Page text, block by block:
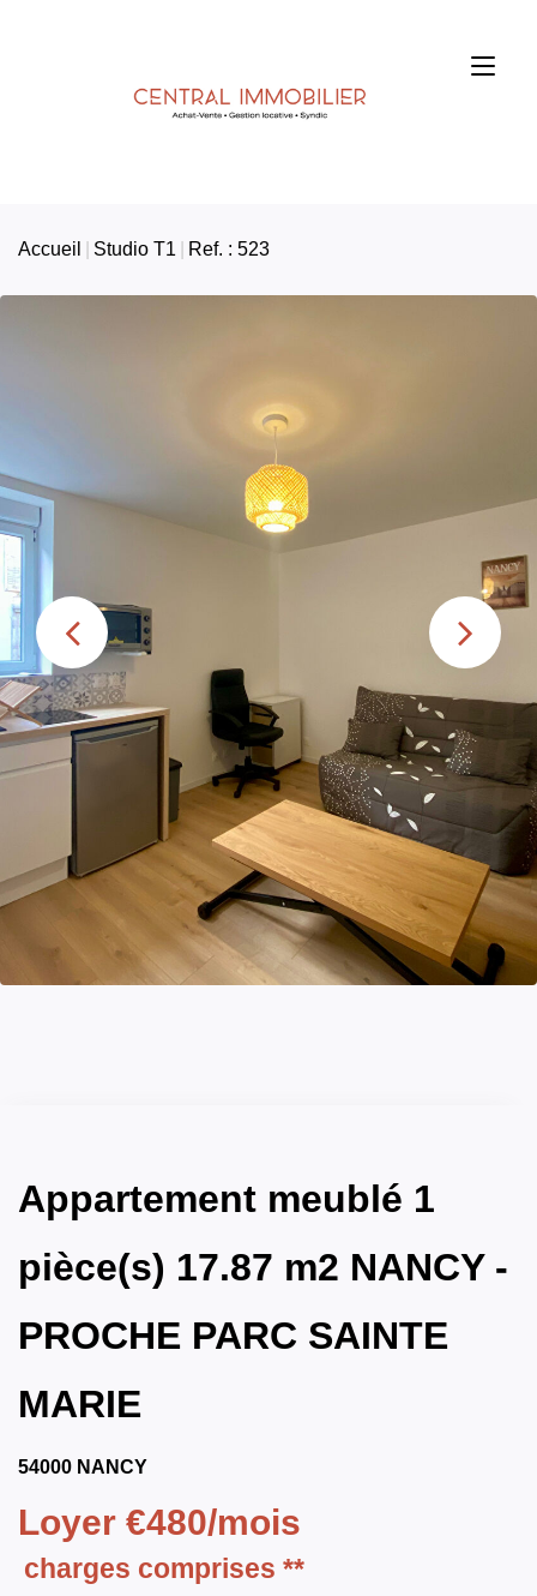
Accueil Studio T1 Ref. : 523
Appartement meublé 1
pièce(s) 17.87 m2 NANCY -
PROCHE PARC SAINTE
MARIE
54000 NANCY
Loyer €480/mois
charges comprises **